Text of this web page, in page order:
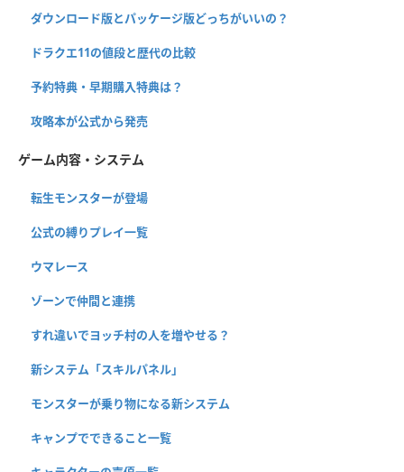
ダウンロード版とパッケージ版どっちがいいの？
ドラクエ11の値段と歴代の比較
予約特典・早期購入特典は？
攻略本が公式から発売
ゲーム内容・システム
転生モンスターが登場
公式の縛りプレイ一覧
ウマレース
ゾーンで仲間と連携
すれ違いでヨッチ村の人を増やせる？
新システム「スキルパネル」
モンスターが乗り物になる新システム
キャンプでできること一覧